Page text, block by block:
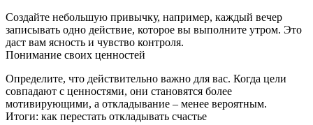
Создайте небольшую привычку, например, каждый вечер
записывать одно действие, которое вы выполните утром. Это
даст вам ясность и чувство контроля.
Понимание своих ценностей
Определите, что действительно важно для вас. Когда цели
совпадают с ценностями, они становятся более
мотивирующими, а откладывание – менее вероятным.
Итоги: как перестать откладывать счастье